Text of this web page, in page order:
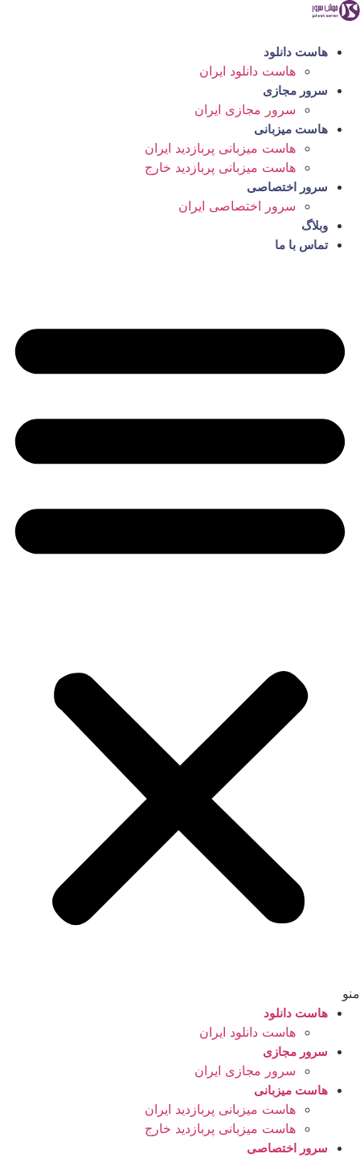
پرش
محتوا
هاست دانلود
هاست دانلود ایران
سرور مجازی
سرور مجازی ایران
هاست میزبانی
هاست میزبانی پربازدید ایران
هاست میزبانی پربازدید خارج
سرور اختصاصی
سرور اختصاصی ایران
وبلاگ
تماس با ما
منو
هاست دانلود
هاست دانلود ایران
سرور مجازی
سرور مجازی ایران
هاست میزبانی
هاست میزبانی پربازدید ایران
هاست میزبانی پربازدید خارج
سرور اختصاصی